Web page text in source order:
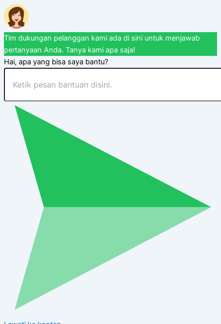
Tim dukungan pelanggan kami ada di sini untuk menjawab
pertanyaan Anda. Tanya kami apa saja!
Hai, apa yang bisa saya bantu?